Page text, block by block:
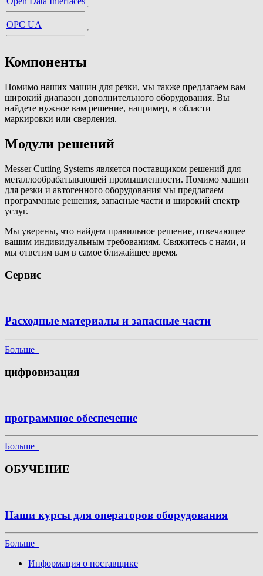
OPC UA
Компоненты
Помимо наших машин для резки, мы также предлагаем вам
широкий диапазон дополнительного оборудования. Вы
найдете нужное вам решение, например, в области
маркировки или сверления.
Модули решений
Messer Cutting Systems является поставщиком решений для
металлообрабатывающей промышленности. Помимо машин
для резки и автогенного оборудования мы предлагаем
программные решения, запасные части и широкий спектр
услуг.
Мы уверены, что найдем правильное решение, отвечающее
вашим индивидуальным требованиям. Свяжитесь с нами, и
мы ответим вам в самое ближайшее время.
Сервис
Расходные материалы и запасные части
Больше
цифровизация
программное обеспечение
Больше
ОБУЧЕНИЕ
Наши курсы для операторов оборудования
Больше
Информация о поставщике